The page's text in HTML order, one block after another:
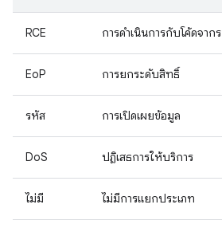
RCE การดำเนินการกับโค้ดจาก
EoP การยกระดับสิทธิ์
รหัส การเปิดเผยข้อมูล
DoS ปฏิเสธการให้บริการ
ไม่มี ไม่มีการแยกประเภท